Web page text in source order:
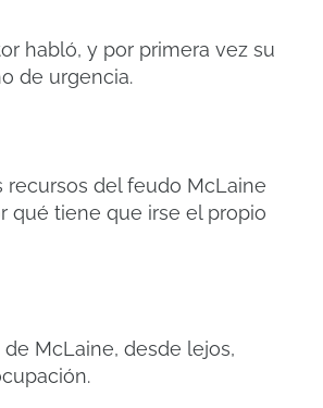
habló, y por primera vez su
de urgencia.
recursos del feudo McLaine
qué tiene que irse el propio
McLaine, desde lejos,